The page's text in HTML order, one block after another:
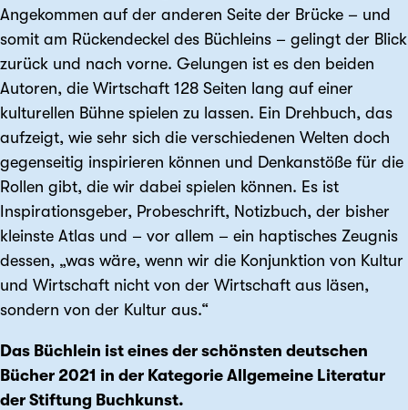
Angekommen auf der anderen Seite der Brücke – und
somit am Rücken­deckel des Büchleins – gelingt der Blick
zurück und nach vorne. Gelungen ist es den beiden
Autoren, die Wirtschaft 128 Seiten lang auf einer
kulturellen Bühne spielen zu lassen. Ein Dreh­buch, das
aufzeigt, wie sehr sich die verschie­denen Welten doch
gegen­seitig inspirieren können und Denk­anstöße für die
Rollen gibt, die wir dabei spielen können. Es ist
Inspirations­geber, Probe­schrift, Notiz­buch, der bisher
kleinste Atlas und – vor allem – ein haptisches Zeugnis
dessen, „was wäre, wenn wir die Konjunktion von Kultur
und Wirtschaft nicht von der Wirtschaft aus läsen,
sondern von der Kultur aus.“
Das Büchlein ist eines der schönsten deutschen
Bücher 2021 in der Kategorie Allgemeine Literatur
der Stiftung Buchkunst.